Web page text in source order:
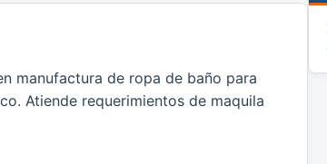
manufactura de ropa de baño para
Atiende requerimientos de maquila